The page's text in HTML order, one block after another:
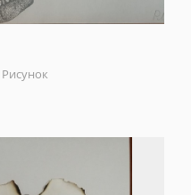
Рисунок